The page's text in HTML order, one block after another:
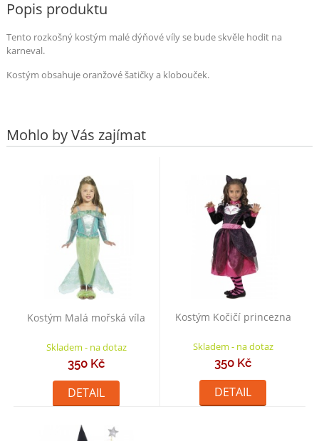
Popis produktu
Tento rozkošný kostým malé dýňové víly se bude skvěle hodit na
karneval.
Kostým obsahuje oranžové šatičky a klobouček.
Mohlo by Vás zajímat
Kostým Malá mořská víla
Skladem - na dotaz
350 Kč
DETAIL
Kostým Kočičí princezna
Skladem - na dotaz
350 Kč
DETAIL